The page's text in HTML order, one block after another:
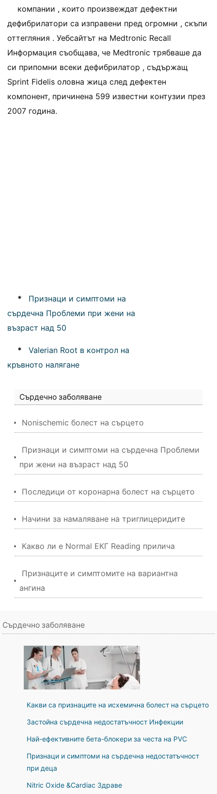
компании , които произвеждат дефектни
дефибрилатори са изправени пред огромни , скъпи
оттегляния . Уебсайтът на Medtronic Recall
Информация съобщава, че Medtronic трябваше да
си припомни всеки дефибрилатор , съдържащ
Sprint Fidelis оловна жица след дефектен
компонент, причинена 599 известни контузии през
2007 година.
*
Признаци и симптоми на
сърдечна Проблеми при жени на
възраст над 50
*
Valerian Root в контрол на
кръвното налягане
Сърдечно заболяване
Nonischemic болест на сърцето
Признаци и симптоми на сърдечна Проблеми
при жени на възраст над 50
Последици от коронарна болест на сърцето
Начини за намаляване на триглицеридите
Какво ли е Normal ЕКГ Reading прилича
Признаците и симптомите на вариантна
ангина
Сърдечно заболяване
Какви са признаците на исхемична болест на сърцето
Застойна сърдечна недостатъчност Инфекции
Най-ефективните бета-блокери за честа на PVC
Признаци и симптоми на сърдечна недостатъчност
при деца
Nitric Oxide &Cardiac Здраве